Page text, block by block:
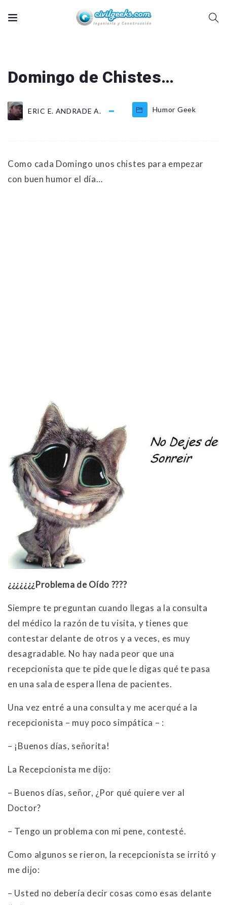
Domingo de Chistes…
ERIC E. ANDRADE A. Humor Geek
Como cada Domingo unos chistes para empezar
con buen humor el día…
¿¿¿¿¿¿¿Problema de Oído ????
Siempre te preguntan cuando llegas a la consulta
del médico la razón de tu visita, y tienes que
contestar delante de otros y a veces, es muy
desagradable. No hay nada peor que una
recepcionista que te pide que le digas qué te pasa
en una sala de espera llena de pacientes.
Una vez entré a una consulta y me acerqué a la
recepcionista – muy poco simpática – :
– ¡Buenos días, señorita!
La Recepcionista me dijo:
– Buenos días, señor, ¿Por qué quiere ver al
Doctor?
– Tengo un problema con mi pene, contesté.
Como algunos se rieron, la recepcionista se irritó y
me dijo:
– Usted no debería decir cosas como esas delante